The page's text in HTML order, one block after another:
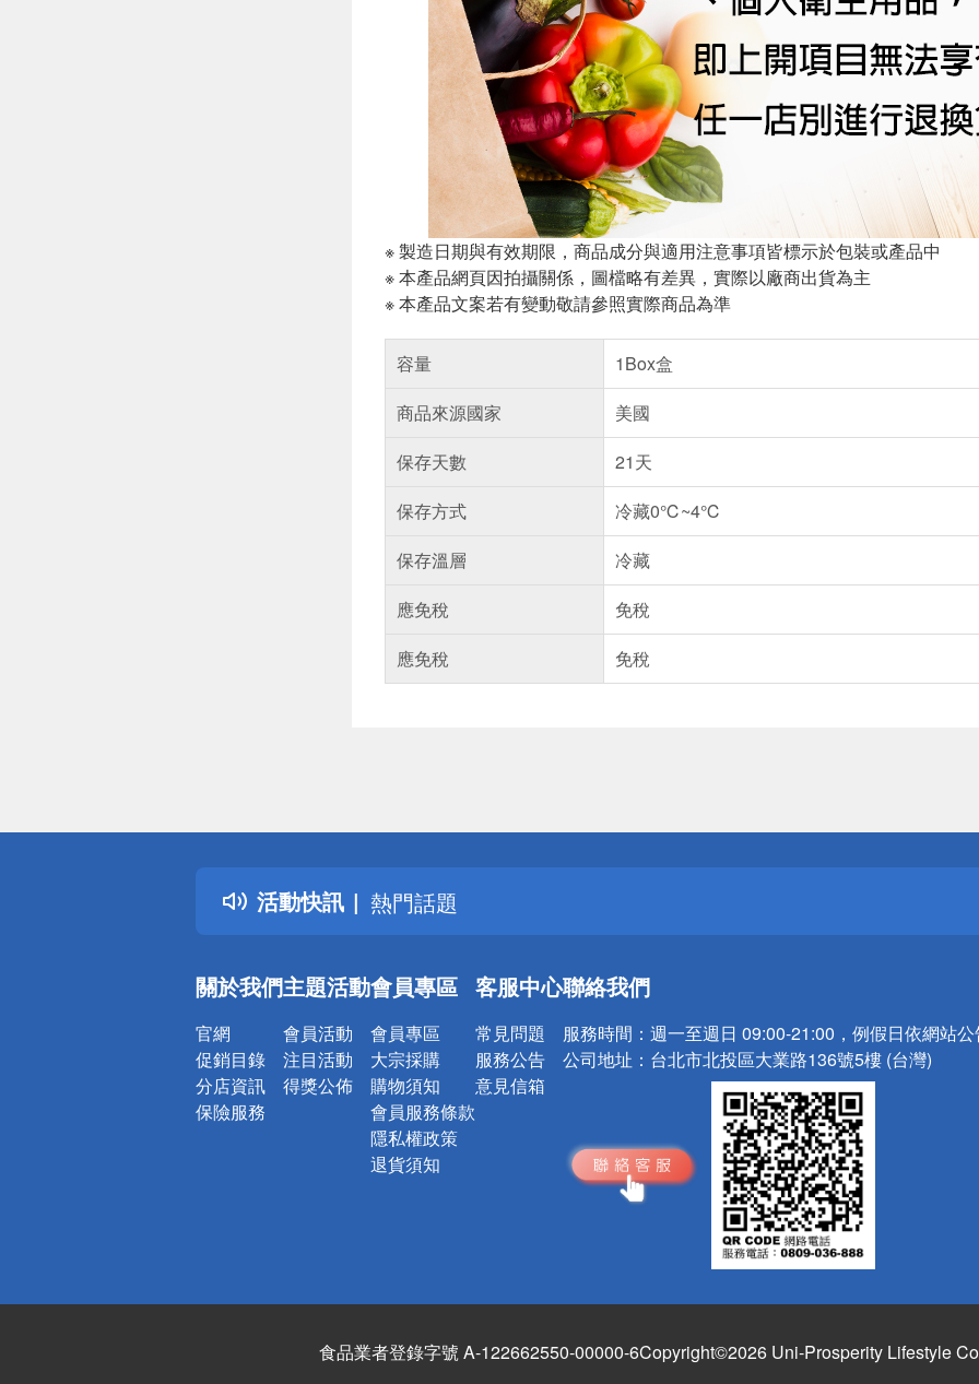
※ 製造日期與有效期限，商品成分與適用注意事項皆標示於包裝或產品中
※ 本產品網頁因拍攝關係，圖檔略有差異，實際以廠商出貨為主
※ 本產品文案若有變動敬請參照實際商品為準
容量
1Box盒
商品來源國家
美國
保存天數
21天
保存方式
冷藏0℃~4℃
保存溫層
冷藏
應免稅
免稅
應免稅
免稅
活動快訊
詐騙網頁！請小心！
得獎公告
熱門話題
銀行優惠
詐騙網頁！請小心！
關於我們
官網
促銷目錄
分店資訊
保險服務
主題活動
會員活動
注目活動
得獎公佈
會員專區
會員專區
大宗採購
購物須知
會員服務條款
隱私權政策
退貨須知
客服中心
常見問題
服務公告
意見信箱
聯絡我們
服務時間： 週一至週日 09:00-21:00，例假日依網站
公司地址： 台北市北投區大業路136號5樓 (台灣)
食品業者登錄字號 A-122662550-00000-6Copyright©2026 Uni-Prosperity Lifestyle